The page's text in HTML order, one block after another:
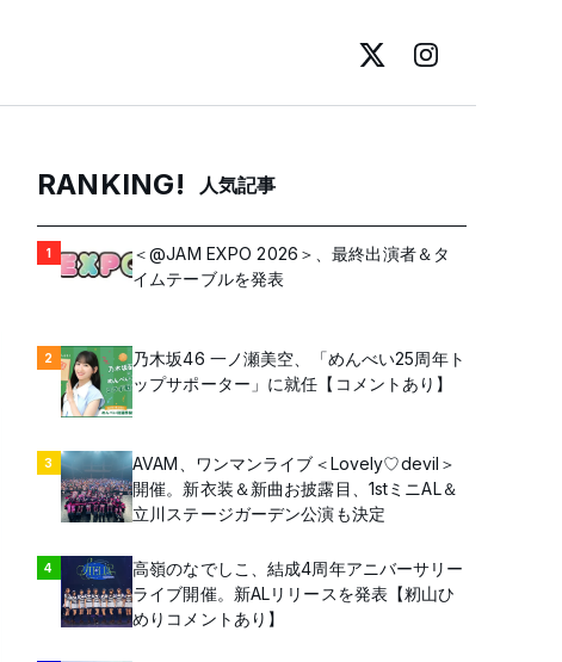
RANKING! 人気記事
1
＜@JAM EXPO 2026＞、最終出演者＆タ
イムテーブルを発表
2
乃木坂46 一ノ瀬美空、「めんべい25周年ト
ップサポーター」に就任【コメントあり】
3
AVAM、ワンマンライブ＜Lovely♡devil＞
開催。新衣装＆新曲お披露目、1stミニAL＆
立川ステージガーデン公演も決定
4
高嶺のなでしこ、結成4周年アニバーサリー
ライブ開催。新ALリリースを発表【籾山ひ
めりコメントあり】